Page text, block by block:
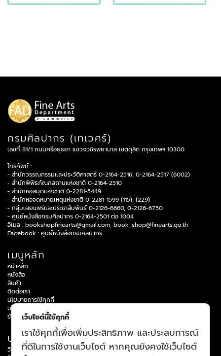
เว็บไซต์นี้ใช้คุกกี้
เราใช้คุกกี้เพื่อเพิ่มประสิทธิภาพ และประสบการณ์
ที่ดีในการใช้งานเว็บไซต์ หากคุณยังคงใช้เว็บไซต์
กรมศิลปากร (เทเวศร์)
เลขที่ 81/1 ถนนศรีอยุธยา แขวงวชิรพยาบาล เขตดุสิต กรุงเทพฯ 10300
โทรศัพท์ :
- สำนักวรรณกรรมและประวัติศาสตร์ 0-2164-2516, 0-2164-2517 (6002)
- สำนักพิพิธภัณฑสถานแห่งชาติ 0-2164-2510
- สำนักหอสมุดแห่งชาติ 0-2281-5449
- สำนักหอจดหมายเหตุแห่งชาติ 0-2281-1599 (115), (229)
- กลุ่มเผยแพร่และประชาสัมพันธ์ 0-2126-6660, 0-2126-6750
- ศูนย์หนังสือกรมศิลปากร 0-2164-2501 ต่อ 1004
อีเมล : bookshopfinearts@gmail.com, book_shop@finearts.go.th
Facebook : ศูนย์หนังสือกรมศิลปากร
เมนูหลัก
หน้าหลัก
หนังสือ
สินค้า
ติดต่อเรา
นโยบายการใช้คุกกี้
นโยบายความเป็นส่วนบุคคล
ข้อกำหนดและเงื่อนไข
บริการข้อมูล
วิธีการสมัครสมาชิก